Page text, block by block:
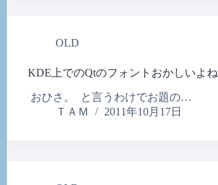
OLD
KDE上でのQtのフォントおかしいよね
おひさ。 と言うわけでお題の…
ＴＡＭ
2011年10月17日